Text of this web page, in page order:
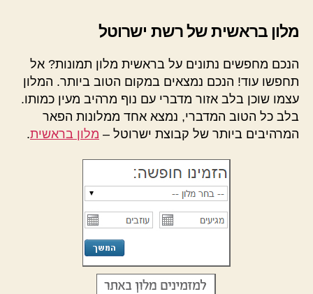
מלון בראשית של רשת ישרוטל
הנכם מחפשים נתונים על בראשית מלון תמונות? אל
תחפשו עוד! הנכם נמצאים במקום הטוב ביותר. המלון
עצמו שוכן בלב אזור מדברי עם נוף מרהיב מעין כמותו.
בלב כל הטוב המדברי, נמצא אחד ממלונות הפאר
המרהיבים ביותר של קבוצת ישרוטל – מלון בראשית.